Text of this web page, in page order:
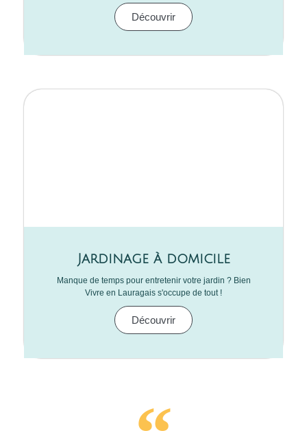
Découvrir
Jardinage à domicile
Manque de temps pour entretenir votre jardin ? Bien
Vivre en Lauragais s'occupe de tout !
Découvrir